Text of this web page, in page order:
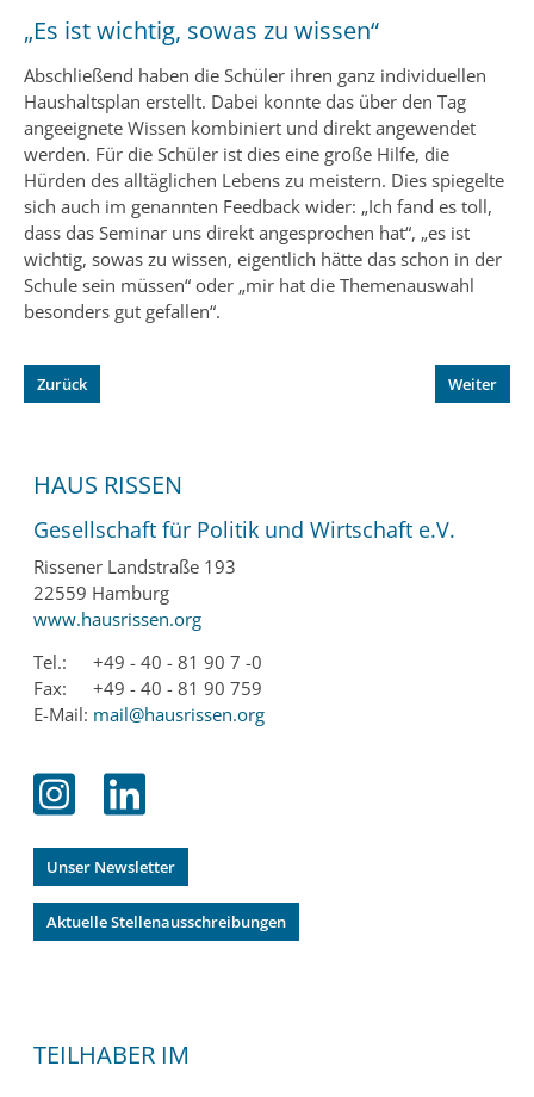
„Es ist wichtig, sowas zu wissen“
Abschließend haben die Schüler ihren ganz individuellen
Haushaltsplan erstellt. Dabei konnte das über den Tag
angeeignete Wissen kombiniert und direkt angewendet
werden. Für die Schüler ist dies eine große Hilfe, die
Hürden des alltäglichen Lebens zu meistern. Dies spiegelte
sich auch im genannten Feedback wider: „Ich fand es toll,
dass das Seminar uns direkt angesprochen hat“, „es ist
wichtig, sowas zu wissen, eigentlich hätte das schon in der
Schule sein müssen“ oder „mir hat die Themenauswahl
besonders gut gefallen“.
Zurück Weiter
HAUS RISSEN
Gesellschaft für Politik und Wirtschaft e.V.
Rissener Landstraße 193
22559 Hamburg
www.hausrissen.org
Tel.:
+49 - 40 - 81 90 7 -0
Fax:
+49 - 40 - 81 90 759
E-Mail: mail@hausrissen.org
Unser Newsletter
Aktuelle Stellenausschreibungen
TEILHABER IM